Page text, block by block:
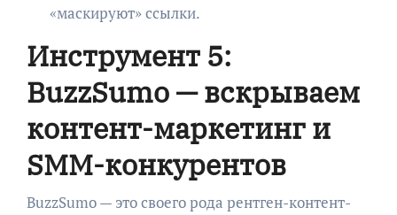
«маскируют» ссылки.
Инструмент 5:
BuzzSumo — вскрываем
контент-маркетинг и
SMM-конкурентов
BuzzSumo — это своего рода рентген-контент-